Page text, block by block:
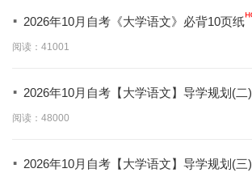
· 2026年10月自考《大学语文》必背10页纸
阅读：41001
· 2026年10月自考【大学语文】导学规划(二)
阅读：48000
· 2026年10月自考【大学语文】导学规划(三)